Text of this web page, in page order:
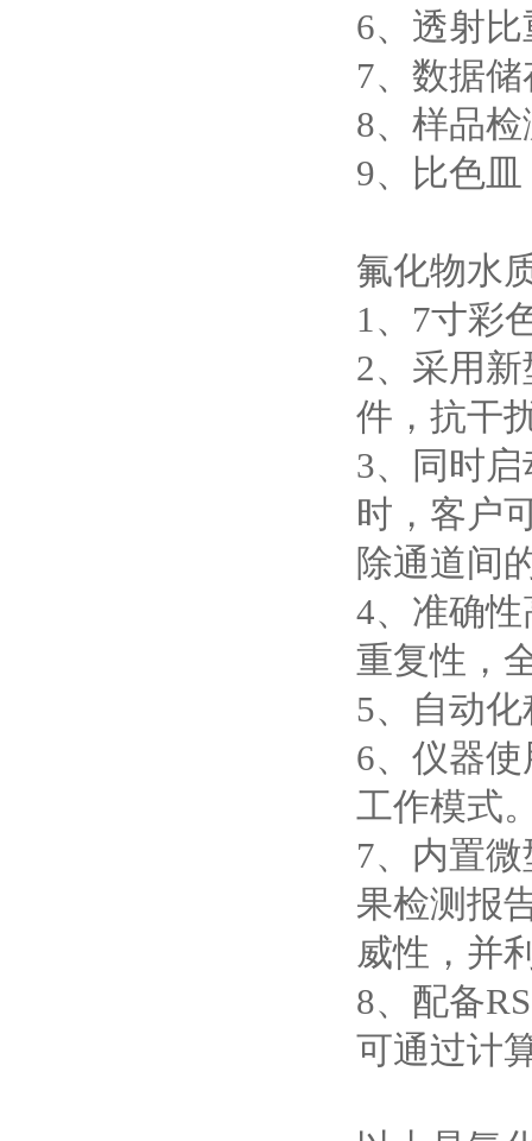
6、透射
7、数据
8、样品
9、比色
氟化物水
1、7寸彩
2、采用
件，抗干
3、同时
时，客户
除通道间
4、准确
重复性，
5、自动
6、仪器
工作模式
7、内置
果检测报
威性，并
8、配备
可通过计